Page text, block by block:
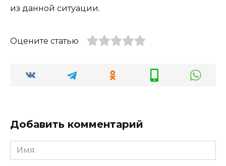
из данной ситуации.
Оцените статью
Добавить комментарий
Имя
*